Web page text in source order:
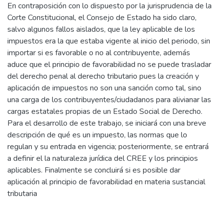
En contraposición con lo dispuesto por la jurisprudencia de la
Corte Constitucional, el Consejo de Estado ha sido claro,
salvo algunos fallos aislados, que la ley aplicable de los
impuestos era la que estaba vigente al inicio del periodo, sin
importar si es favorable o no al contribuyente, además
aduce que el principio de favorabilidad no se puede trasladar
del derecho penal al derecho tributario pues la creación y
aplicación de impuestos no son una sanción como tal, sino
una carga de los contribuyentes/ciudadanos para alivianar las
cargas estatales propias de un Estado Social de Derecho.
Para el desarrollo de este trabajo, se iniciará con una breve
descripción de qué es un impuesto, las normas que lo
regulan y su entrada en vigencia; posteriormente, se entrará
a definir el la naturaleza jurídica del CREE y los principios
aplicables. Finalmente se concluirá si es posible dar
aplicación al principio de favorabilidad en materia sustancial
tributaria